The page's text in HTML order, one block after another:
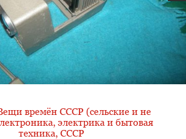
времён СССР (сельские и не
электрика и бытовая
техника, СССР